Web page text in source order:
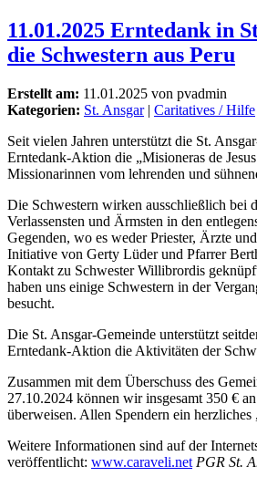
11.01.2025 Erntedank in
die Schwestern aus Peru
Erstellt am: 11.01.2025 von pvadmin
Kategorien: St. Ansgar| Caritatives / Hilfe
Seit vielen Jahren unterstützt die St.
Erntedank-Aktion die „Misioneras de
Missionarinnen vom lehrenden und
Die Schwestern wirken ausschließlich bei
Verlassensten und Ärmsten in den
Gegenden, wo es weder Priester, Ärzte
Initiative von Gerty Lüder und Pfarrer
Kontakt zu Schwester Willibrordis
haben uns einige Schwestern in der
besucht.
Die St. Ansgar-Gemeinde unterstützt
Erntedank-Aktion die Aktivitäten der
Zusammen mit dem Überschuss des
27.10.2024 können wir insgesamt 350 €
überweisen. Allen Spendern ein herzliches
Weitere Informationen sind auf der
veröffentlicht: www.caraveli.net PGR St.